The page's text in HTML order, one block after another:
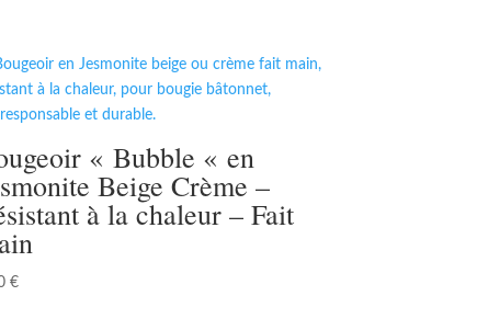
« Bubble « en
Beige Crème –
à la chaleur – Fait
€